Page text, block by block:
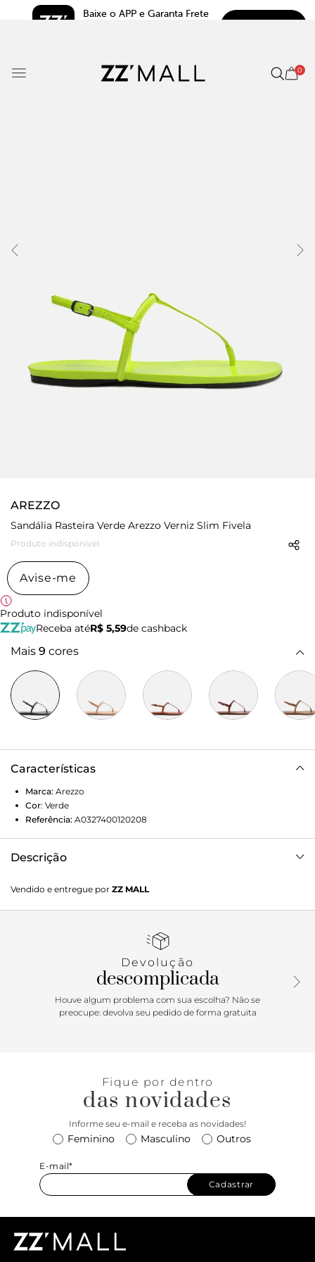
Baixe o APP e Garanta Frete
0
AREZZO
Sandália Rasteira Verde Arezzo Verniz Slim Fivela
Produto indisponível
Avise-me
Produto indisponível
Receba atéR$ 5,59de cashback
Mais 9 cores
Características
Marca: Arezzo
Cor: Verde
Referência: A0327400120208
Descrição
flat e bico redondo. Traz tira fina que passa entre os dedos,
conectada a mais uma tira fina e bombada no peito do pé.
fivela metálica lateral. Com palmilha da cor do modelo e
Vendido e entregue por ZZ MALL
Devolução
descomplicada
Houve algum problema com sua escolha? Não se
preocupe: devolva seu pedido de forma gratuita
Fique por dentro
das novidades
Informe seu e-mail e receba as novidades!
Feminino Masculino Outros
E-mail*
Cadastrar